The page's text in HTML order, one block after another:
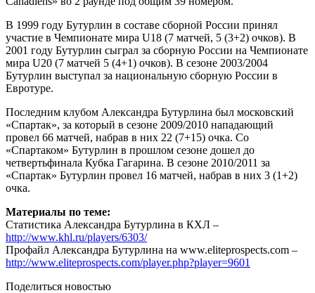
В 1999 году Бутурлин в составе сборной России принял
участие в Чемпионате мира U18 (7 матчей, 5 (3+2) очков). В
2001 году Бутурлин сыграл за сборную России на Чемпионате
мира U20 (7 матчей 5 (4+1) очков). В сезоне 2003/2004
Бутурлин выступал за национальную сборную России в
Евротуре.
Последним клубом Александра Бутурлина был московский
«Спартак», за который в сезоне 2009/2010 нападающий
провел 66 матчей, набрав в них 22 (7+15) очка. Со
«Спартаком» Бутурлин в прошлом сезоне дошел до
четвертьфинала Кубка Гагарина. В сезоне 2010/2011 за
«Спартак» Бутурлин провел 16 матчей, набрав в них 3 (1+2)
очка.
Материалы по теме:
Статистика Александра Бутурлина в КХЛ –
http://www.khl.ru/players/6303/
Профайл Александра Бутурлина на www.eliteprospects.com –
http://www.eliteprospects.com/player.php?player=9601
Поделиться новостью